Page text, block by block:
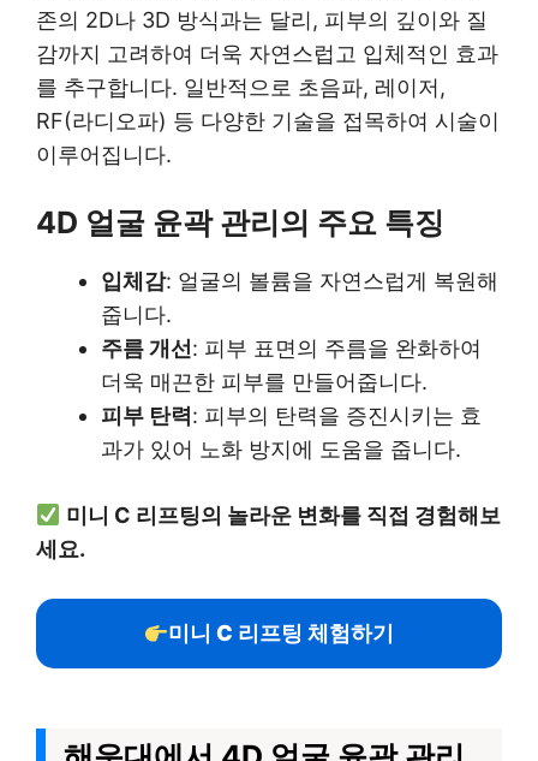
존의 2D나 3D 방식과는 달리, 피부의 깊이와 질
감까지 고려하여 더욱 자연스럽고 입체적인 효과
를 추구합니다. 일반적으로 초음파, 레이저,
RF(라디오파) 등 다양한 기술을 접목하여 시술이
이루어집니다.
4D 얼굴 윤곽 관리의 주요 특징
입체감: 얼굴의 볼륨을 자연스럽게 복원해
줍니다.
주름 개선 : 피부 표면의 주름을 완화하여
더욱 매끈한 피부를 만들어줍니다.
피부 탄력 : 피부의 탄력을 증진시키는 효
과가 있어 노화 방지에 도움을 줍니다.
미니 C 리프팅의 놀라운 변화를 직접 경험해보
세요.
미니 C 리프팅 체험하기